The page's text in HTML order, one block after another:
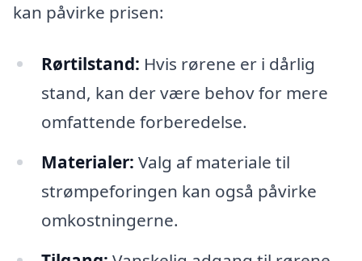
kan påvirke prisen:
Rørtilstand: Hvis rørene er i dårlig
stand, kan der være behov for mere
omfattende forberedelse.
Materialer: Valg af materiale til
strømpeforingen kan også påvirke
omkostningerne.